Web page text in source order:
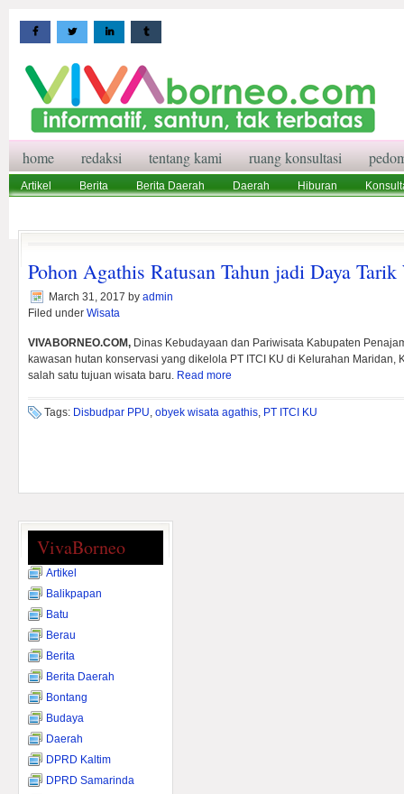
home redaksi tentang kami ruang konsultasi
Artikel Berita Berita Daerah Daerah Hiburan
Pohon Agathis Ratusan Tahun jadi Daya
March 31, 2017 by admin
Filed under Wisata
VIVABORNEO.COM, Dinas Kebudayaan dan Pariwisata Kabupaten
kawasan hutan konservasi yang dikelola PT ITCI KU di Kelurahan Maridan,
salah satu tujuan wisata baru. Read more
Tags: Disbudpar PPU, obyek wisata agathis, PT ITCI KU
VivaBorneo
Artikel
Balikpapan
Batu
Berau
Berita
Berita Daerah
Bontang
Budaya
Daerah
DPRD Kaltim
DPRD Samarinda